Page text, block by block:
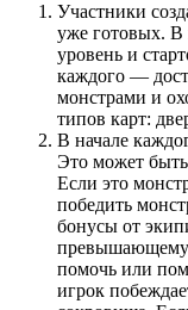
Участники
уже готовых. В
уровень и
каждого —
монстрами и
типов карт:
В начале
Это может
Если это
победить
бонусы от
превышающему
помочь или
игрок